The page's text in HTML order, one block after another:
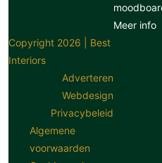
Meer info
Copyright 2026 | Best
Interiors
Adverteren
Webdesign
Privacybeleid
Algemene
voorwaarden